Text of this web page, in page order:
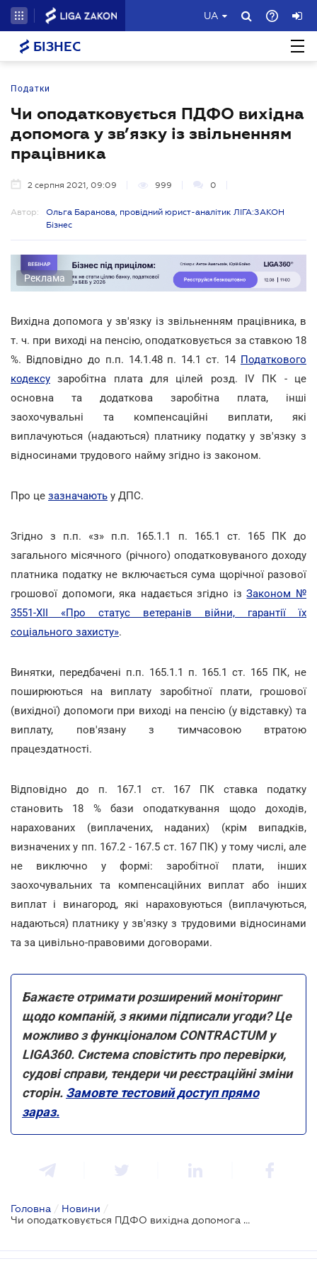
UA
БІЗНЕС
Податки
Чи оподатковується ПДФО вихідна
допомога у зв’язку із звільненням
працівника
2 серпня 2021, 09:09 999 0
Автор:
Ольга Баранова, провідний юрист-аналітик ЛІГА:ЗАКОН
Бізнес
Реклама
Вихідна допомога у зв'язку із звільненням працівника, в
т. ч. при виході на пенсію, оподатковується за ставкою 18
%. Відповідно до п.п. 14.1.48 п. 14.1 ст. 14 Податкового
кодексу заробітна плата для цілей розд. ІV ПК - це
основна та додаткова заробітна плата, інші
заохочувальні та компенсаційні виплати, які
виплачуються (надаються) платнику податку у зв'язку з
відносинами трудового найму згідно із законом.
Про це зазначають у ДПС.
Згідно з п.п. «з» п.п. 165.1.1 п. 165.1 ст. 165 ПК до
загального місячного (річного) оподатковуваного доходу
платника податку не включається сума щорічної разової
грошової допомоги, яка надається згідно ізЗаконом №
3551-XII «Про статус ветеранів війни, гарантії їх
соціального захисту».
Винятки, передбачені п.п. 165.1.1 п. 165.1 ст. 165 ПК, не
поширюються на виплату заробітної плати, грошової
(вихідної) допомоги при виході на пенсію (у відставку) та
виплату, пов'язану з тимчасовою втратою
працездатності.
Відповідно до п. 167.1 ст. 167 ПК ставка податку
становить 18 % бази оподаткування щодо доходів,
нарахованих (виплачених, наданих) (крім випадків,
визначених у пп. 167.2 - 167.5 ст. 167 ПК) у тому числі, але
не виключно у формі: заробітної плати, інших
заохочувальних та компенсаційних виплат або інших
виплат і винагород, які нараховуються (виплачуються,
надаються) платнику у зв'язку з трудовими відносинами
та за цивільно-правовими договорами.
Бажаєте отримати розширений моніторинг
щодо компаній, з якими підписали угоди? Це
можливо з функціоналом CONTRACTUM у
LIGA360. Система сповістить про перевірки,
судові справи, тендери чи реєстраційні зміни
сторін. Замовте тестовий доступ прямо
зараз.
Головна / Новини /
Чи оподатковується ПДФО вихідна допомога у зв’язку із звільненням працівника